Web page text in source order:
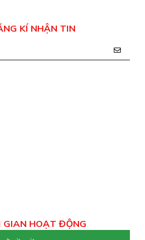
KÍ NHẬN TIN
GIAN HOẠT ĐỘNG